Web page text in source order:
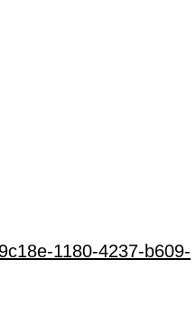
1180-4237-b609-